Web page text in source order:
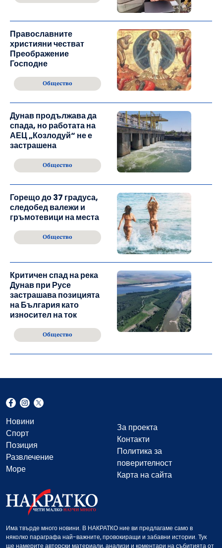
Православните
християни честват
Преображение
Господне
Общество
Дунав продължава да
спада, но работата на
АЕЦ „Козлодуй“ не е
застрашена
Общество
Горещо до 37 градуса,
следобед валежи и
гръмотевици на места
Общество
Критичен спад на река
Дунав при Русе
застрашава позицията
на България като
износител на ток
Общество
Новини
Спорт
Позиция
Развлечение
Море
За проекта
Контакти
Политика за
поверителност
Карта на сайта
Има твърде много новини. В НАКРАТКО ние ви предлагаме само в
няколко параграфа най-важните, провокиращи и забавни истории. Тук
ще намерите авторски материали, анализи и коментари на събитията от